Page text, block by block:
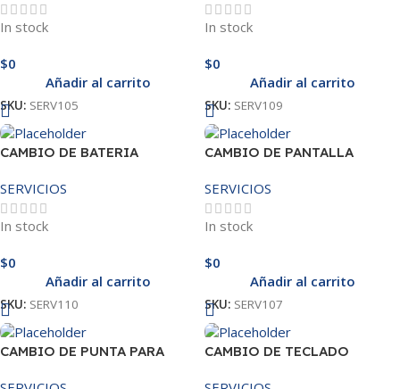
In stock
$0
Añadir al carrito
SKU: SERV105
In stock
$0
Añadir al carrito
SKU: SERV109
CAMBIO DE BATERIA
SERVICIOS
In stock
$0
Añadir al carrito
SKU: SERV110
CAMBIO DE PANTALLA
SERVICIOS
In stock
$0
Añadir al carrito
SKU: SERV107
CAMBIO DE PUNTA PARA
CAMBIO DE TECLADO